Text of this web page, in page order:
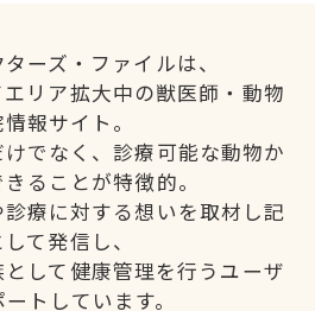
ーズ・ファイルは、
リア拡大中の獣医師・動物
報サイト。
でなく、診療可能な動物か
ることが特徴的。
療に対する想いを取材し記
て発信し、
して健康管理を行うユーザ
トしています。